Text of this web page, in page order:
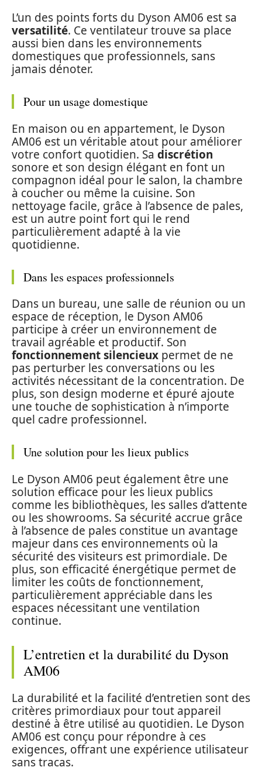
L’un des points forts du Dyson AM06 est sa
versatilité. Ce ventilateur trouve sa place
aussi bien dans les environnements
domestiques que professionnels, sans
jamais dénoter.
Pour un usage domestique
En maison ou en appartement, le Dyson
AM06 est un véritable atout pour améliorer
votre confort quotidien. Sa discrétion
sonore et son design élégant en font un
compagnon idéal pour le salon, la chambre
à coucher ou même la cuisine. Son
nettoyage facile, grâce à l’absence de pales,
est un autre point fort qui le rend
particulièrement adapté à la vie
quotidienne.
Dans les espaces professionnels
Dans un bureau, une salle de réunion ou un
espace de réception, le Dyson AM06
participe à créer un environnement de
travail agréable et productif. Son
fonctionnement silencieux permet de ne
pas perturber les conversations ou les
activités nécessitant de la concentration. De
plus, son design moderne et épuré ajoute
une touche de sophistication à n’importe
quel cadre professionnel.
Une solution pour les lieux publics
Le Dyson AM06 peut également être une
solution efficace pour les lieux publics
comme les bibliothèques, les salles d’attente
ou les showrooms. Sa sécurité accrue grâce
à l’absence de pales constitue un avantage
majeur dans ces environnements où la
sécurité des visiteurs est primordiale. De
plus, son efficacité énergétique permet de
limiter les coûts de fonctionnement,
particulièrement appréciable dans les
espaces nécessitant une ventilation
continue.
L’entretien et la durabilité du Dyson
AM06
La durabilité et la facilité d’entretien sont des
critères primordiaux pour tout appareil
destiné à être utilisé au quotidien. Le Dyson
AM06 est conçu pour répondre à ces
exigences, offrant une expérience utilisateur
sans tracas.